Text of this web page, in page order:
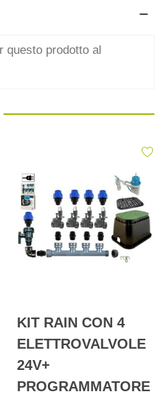
questo prodotto al
KIT RAIN CON 4
ELETTROVALVOLE
24V+
PROGRAMMATORE